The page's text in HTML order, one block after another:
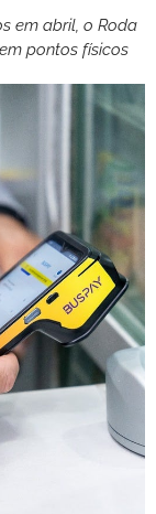
em abril, o Roda
pontos físicos